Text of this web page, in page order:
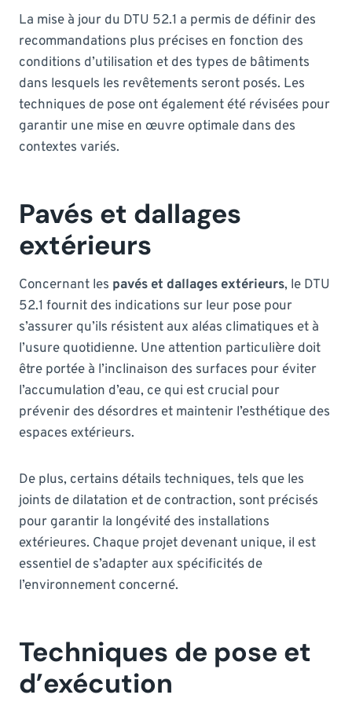
La mise à jour du DTU 52.1 a permis de définir des
recommandations plus précises en fonction des
conditions d’utilisation et des types de bâtiments
dans lesquels les revêtements seront posés. Les
techniques de pose ont également été révisées pour
garantir une mise en œuvre optimale dans des
contextes variés.
Pavés et dallages
extérieurs
Concernant les pavés et dallages extérieurs, le DTU
52.1 fournit des indications sur leur pose pour
s’assurer qu’ils résistent aux aléas climatiques et à
l’usure quotidienne. Une attention particulière doit
être portée à l’inclinaison des surfaces pour éviter
l’accumulation d’eau, ce qui est crucial pour
prévenir des désordres et maintenir l’esthétique des
espaces extérieurs.
De plus, certains détails techniques, tels que les
joints de dilatation et de contraction, sont précisés
pour garantir la longévité des installations
extérieures. Chaque projet devenant unique, il est
essentiel de s’adapter aux spécificités de
l’environnement concerné.
Techniques de pose et
d’exécution